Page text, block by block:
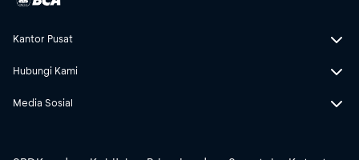
Kantor Pusat
Hubungi Kami
Media Sosial